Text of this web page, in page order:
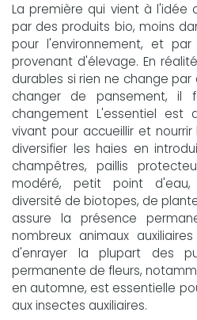
La première qui vient à l'idée
par des produits bio, moins
pour l'environnement, et par
provenant d'élevage. En
durables si rien ne change par
changer de pansement, il
changement L'essentiel est
vivant pour accueillir et nourrir
diversifier les haies en
champêtres, paillis
modéré, petit point d'eau,
diversité de biotopes, de
assure la présence
nombreux animaux
d'enrayer la plupart des
permanente de fleurs,
en automne, est essentielle
aux insectes auxiliaires.